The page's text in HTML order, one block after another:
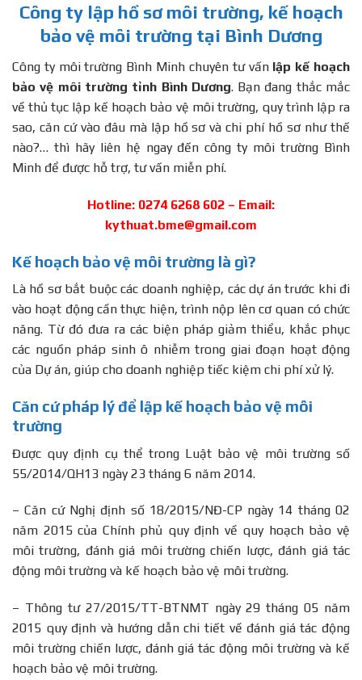
Công ty lập hồ sơ môi trường, kế hoạch
bảo vệ môi trường tại Bình Dương
Công ty môi trường Bình Minh chuyên tư vấn lập kế hoạch
bảo vệ môi trường tỉnh Bình Dương. Bạn đang thắc mắc
về thủ tục lập kế hoạch bảo vệ môi trường, quy trình lập ra
sao, căn cứ vào đâu mà lập hồ sơ và chi phí hồ sơ như thế
nào?… thì hãy liên hệ ngay đến công ty môi trường Bình
Minh để được hỗ trợ, tư vấn miễn phí.
Hotline: 0274 6268 602 – Email:
kythuat.bme@gmail.com
Kế hoạch bảo vệ môi trường là gì?
Là hồ sơ bắt buộc các doanh nghiệp, các dự án trước khi đi
vào hoạt động cần thực hiện, trình nộp lên cơ quan có chức
năng. Từ đó đưa ra các biện pháp giảm thiểu, khắc phục
các nguồn pháp sinh ô nhiễm trong giai đoạn hoạt động
của Dự án, giúp cho doanh nghiệp tiếc kiệm chi phí xử lý.
Căn cứ pháp lý để lập kế hoạch bảo vệ môi
trường
Được quy định cụ thể trong Luật bảo vệ môi trường số
55/2014/QH13 ngày 23 tháng 6 năm 2014.
– Căn cứ Nghị định số 18/2015/NĐ-CP ngày 14 tháng 02
năm 2015 của Chính phủ quy định về quy hoạch bảo vệ
môi trường, đánh giá môi trường chiến lược, đánh giá tác
động môi trường và kế hoạch bảo vệ môi trường.
– Thông tư 27/2015/TT-BTNMT ngày 29 tháng 05 năm
2015 quy định và hướng dẫn chi tiết về đánh giá tác động
môi trường chiến lược, đánh giá tác động môi trường và kế
hoạch bảo vệ môi trường.